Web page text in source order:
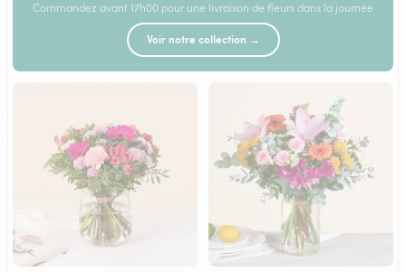
Commandez avant 17h00 pour une livraison de fleurs dans la journée
Voir notre collection →